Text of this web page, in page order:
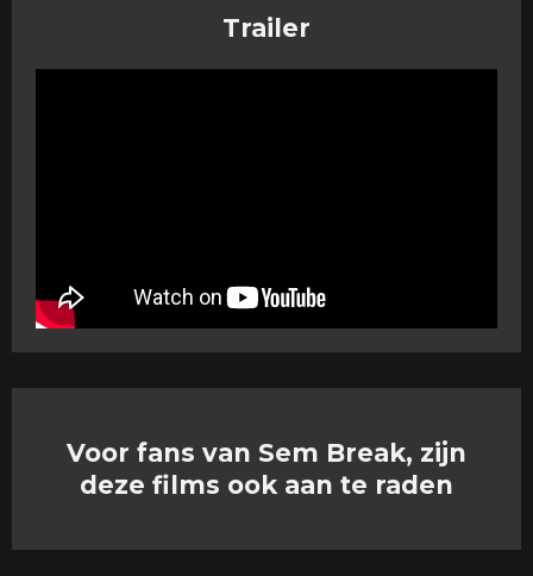
Trailer
Voor fans van Sem Break, zijn
deze films ook aan te raden